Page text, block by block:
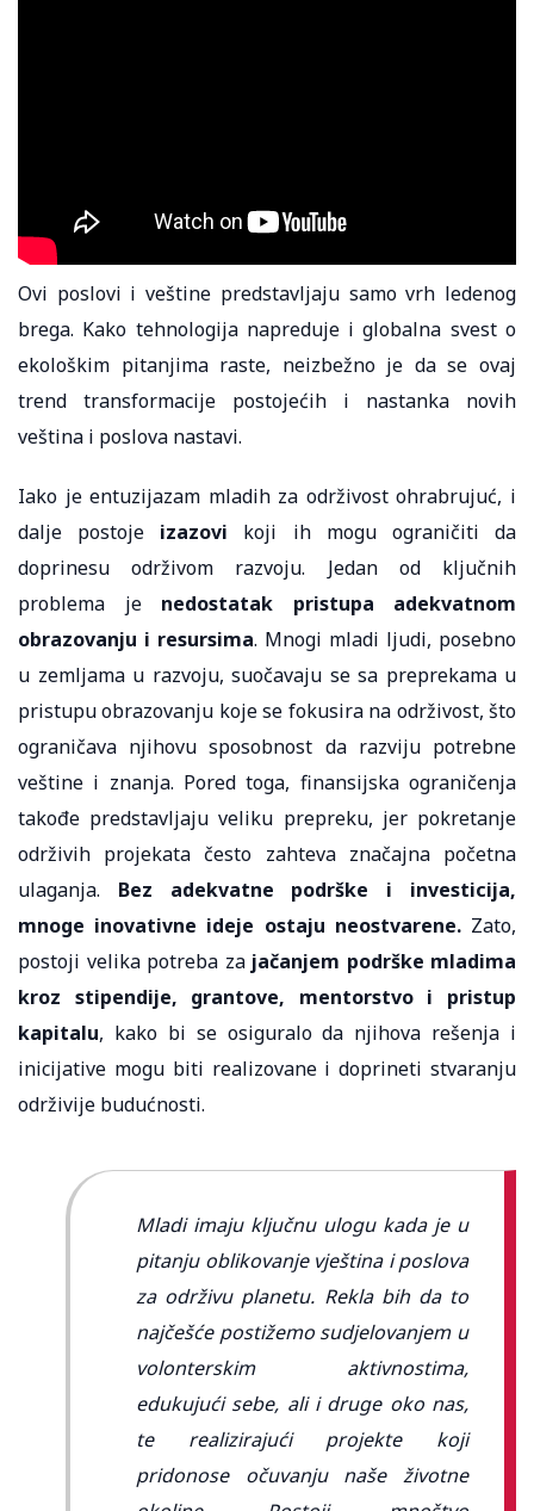
Ovi poslovi i veštine predstavljaju samo vrh ledenog
brega. Kako tehnologija napreduje i globalna svest o
ekološkim pitanjima raste, neizbežno je da se ovaj
trend transformacije postojećih i nastanka novih
veština i poslova nastavi.
Iako je entuzijazam mladih za održivost ohrabrujuć, i
dalje postoje izazovi koji ih mogu ograničiti da
doprinesu održivom razvoju. Jedan od ključnih
problema je nedostatak pristupa adekvatnom
obrazovanju i resursima. Mnogi mladi ljudi, posebno
u zemljama u razvoju, suočavaju se sa preprekama u
pristupu obrazovanju koje se fokusira na održivost, što
ograničava njihovu sposobnost da razviju potrebne
veštine i znanja. Pored toga, finansijska ograničenja
takođe predstavljaju veliku prepreku, jer pokretanje
održivih projekata često zahteva značajna početna
ulaganja. Bez adekvatne podrške i investicija,
mnoge inovativne ideje ostaju neostvarene.Zato,
postoji velika potreba za jačanjem podrške mladima
kroz stipendije, grantove, mentorstvo i pristup
kapitalu, kako bi se osiguralo da njihova rešenja i
inicijative mogu biti realizovane i doprineti stvaranju
održivije budućnosti.
Mladi imaju ključnu ulogu kada je u
pitanju oblikovanje vještina i poslova
za održivu planetu. Rekla bih da to
najčešće postižemo sudjelovanjem u
volonterskim aktivnostima,
edukujući sebe, ali i druge oko nas,
te realizirajući projekte koji
pridonose očuvanju naše životne